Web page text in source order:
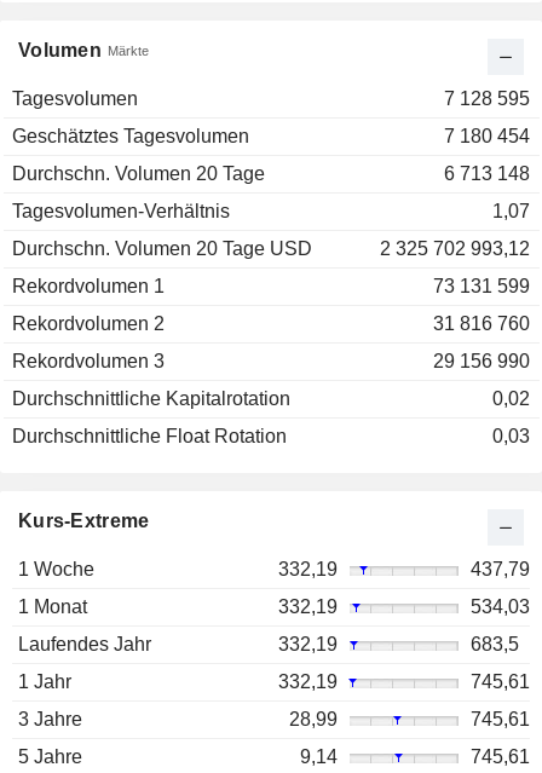
Volumen Märkte
Tagesvolumen
7 128 595
Geschätztes Tagesvolumen
7 180 454
Durchschn. Volumen 20 Tage
6 713 148
Tagesvolumen-Verhältnis
1,07
Durchschn. Volumen 20 Tage USD
2 325 702 993,12
Rekordvolumen 1
73 131 599
Rekordvolumen 2
31 816 760
Rekordvolumen 3
29 156 990
Durchschnittliche Kapitalrotation
0,02
Durchschnittliche Float Rotation
0,03
Kurs-Extreme
1 Woche 332,19
437,79
1 Monat
332,19
534,03
Laufendes Jahr
332,19
683,5
1 Jahr
332,19
745,61
3 Jahre
28,99
745,61
5 Jahre
9,14
745,61